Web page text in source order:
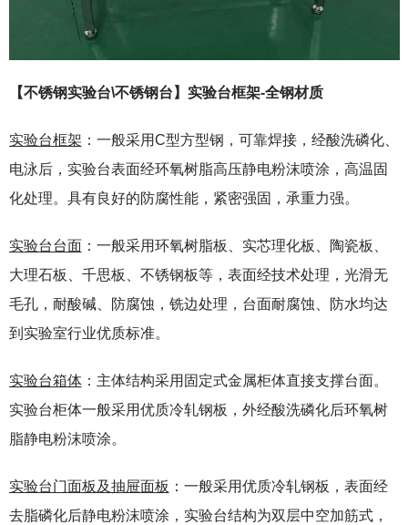
【不锈钢实验台\不锈钢台】实验台框架-全钢材质
实验台框架 ：一般采用C型方型钢，可靠焊接，经酸洗磷化、
电泳后，实验台表面经环氧树脂高压静电粉沫喷涂，高温固
化处理。具有良好的防腐性能，紧密强固，承重力强。
实验台台面：一般采用环氧树脂板、实芯理化板、陶瓷板、
大理石板、千思板、不锈钢板等，表面经技术处理，光滑无
毛孔，耐酸碱、防腐蚀，铣边处理，台面耐腐蚀、防水均达
到实验室行业优质标准。
实验台箱体：主体结构采用固定式金属柜体直接支撑台面。
实验台柜体一般采用优质冷轧钢板，外经酸洗磷化后环氧树
脂静电粉沫喷涂。
实验台门面板及抽屉面板 ：一般采用优质冷轧钢板，表面经
去脂磷化后静电粉沫喷涂，实验台结构为双层中空加筋式，